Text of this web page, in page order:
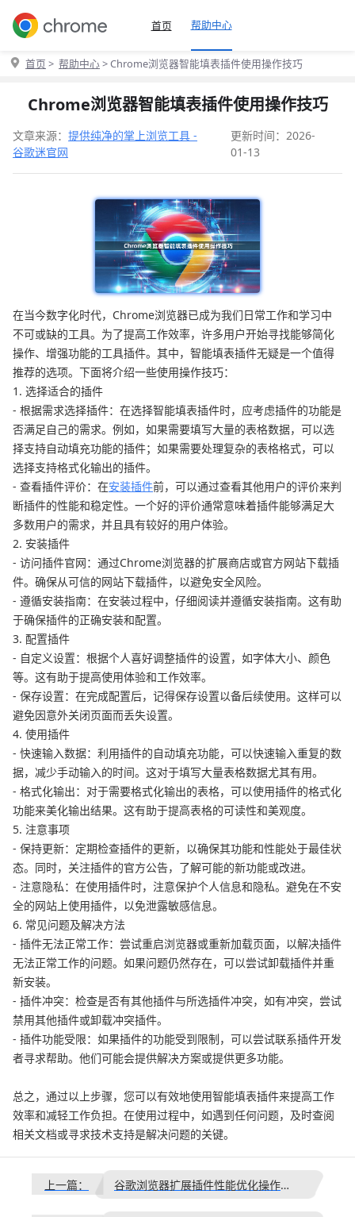
首页 帮助中心
首页 > 帮助中心> Chrome浏览器智能填表插件使用操作技巧
Chrome浏览器智能填表插件使用操作技巧
文章来源： 提供纯净的掌上浏览工具 -
谷歌迷官网
更新时间：2026-
01-13
在当今数字化时代，Chrome浏览器已成为我们日常工作和学习中
不可或缺的工具。为了提高工作效率，许多用户开始寻找能够简化
操作、增强功能的工具插件。其中，智能填表插件无疑是一个值得
推荐的选项。下面将介绍一些使用操作技巧：
1. 选择适合的插件
- 根据需求选择插件：在选择智能填表插件时，应考虑插件的功能是
否满足自己的需求。例如，如果需要填写大量的表格数据，可以选
择支持自动填充功能的插件；如果需要处理复杂的表格格式，可以
选择支持格式化输出的插件。
- 查看插件评价：在安装插件前，可以通过查看其他用户的评价来判
断插件的性能和稳定性。一个好的评价通常意味着插件能够满足大
多数用户的需求，并且具有较好的用户体验。
2. 安装插件
- 访问插件官网：通过Chrome浏览器的扩展商店或官方网站下载插
件。确保从可信的网站下载插件，以避免安全风险。
- 遵循安装指南：在安装过程中，仔细阅读并遵循安装指南。这有助
于确保插件的正确安装和配置。
3. 配置插件
- 自定义设置：根据个人喜好调整插件的设置，如字体大小、颜色
等。这有助于提高使用体验和工作效率。
- 保存设置：在完成配置后，记得保存设置以备后续使用。这样可以
避免因意外关闭页面而丢失设置。
4. 使用插件
- 快速输入数据：利用插件的自动填充功能，可以快速输入重复的数
据，减少手动输入的时间。这对于填写大量表格数据尤其有用。
- 格式化输出：对于需要格式化输出的表格，可以使用插件的格式化
功能来美化输出结果。这有助于提高表格的可读性和美观度。
5. 注意事项
- 保持更新：定期检查插件的更新，以确保其功能和性能处于最佳状
态。同时，关注插件的官方公告，了解可能的新功能或改进。
- 注意隐私：在使用插件时，注意保护个人信息和隐私。避免在不安
全的网站上使用插件，以免泄露敏感信息。
6. 常见问题及解决方法
- 插件无法正常工作：尝试重启浏览器或重新加载页面，以解决插件
无法正常工作的问题。如果问题仍然存在，可以尝试卸载插件并重
新安装。
- 插件冲突：检查是否有其他插件与所选插件冲突，如有冲突，尝试
禁用其他插件或卸载冲突插件。
- 插件功能受限：如果插件的功能受到限制，可以尝试联系插件开发
者寻求帮助。他们可能会提供解决方案或提供更多功能。
总之，通过以上步骤，您可以有效地使用智能填表插件来提高工作
效率和减轻工作负担。在使用过程中，如遇到任何问题，及时查阅
相关文档或寻求技术支持是解决问题的关键。
上一篇： 谷歌浏览器扩展插件性能优化操作实践